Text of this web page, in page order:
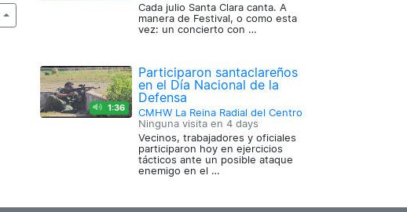
Cada julio Santa Clara canta. A
manera de Festival, o como esta
vez: un concierto con …
1:36
Participaron santaclareños
en el Día Nacional de la
Defensa
CMHW La Reina Radial del Centro
Ninguna visita en 4 days
Vecinos, trabajadores y oficiales
participaron hoy en ejercicios
tácticos ante un posible ataque
enemigo en el …